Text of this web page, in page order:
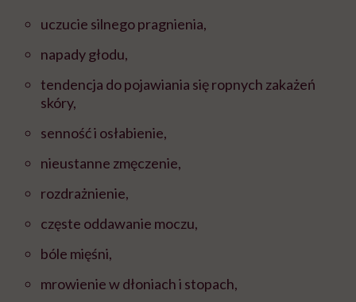
uczucie silnego pragnienia,
napady głodu,
tendencja do pojawiania się ropnych zakażeń
skóry,
senność i osłabienie,
nieustanne zmęczenie,
rozdrażnienie,
częste oddawanie moczu,
bóle mięśni,
mrowienie w dłoniach i stopach,